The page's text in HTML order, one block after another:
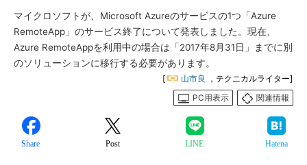
マイクロソフトが、Microsoft Azureのサービスの1つ「Azure
RemoteApp」のサービス終了について発表しました。現在、
Azure RemoteAppを利用中の場合は「2017年8月31日」までに別
のソリューションに移行する必要があります。
[ 山市良
，テクニカルライター]
PC用表示
関連情報
Share Post LINE Hatena